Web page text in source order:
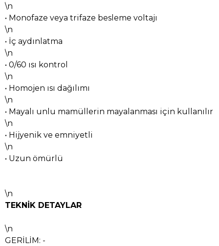
\n
• Monofaze veya trifaze besleme voltajı
\n
• İç aydınlatma
\n
• 0/60 ısı kontrol
\n
• Homojen ısı dağılımı
\n
• Mayalı unlu mamüllerin mayalanması için kullanılır
\n
• Hijyenik ve emniyetli
\n
• Uzun ömürlü
\n
TEKNİK DETAYLAR
\n
GERİLİM: -